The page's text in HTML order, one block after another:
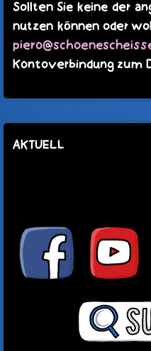
Sollten Sie keine der
nutzen können oder
Kontoverbindung zum
AKTUELL